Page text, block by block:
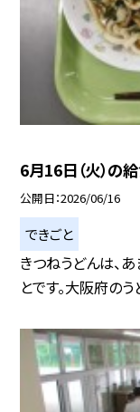
6月16日（火）の
公開日 2026/06/16
できごと
きつねうどんは、
とです。大阪府の